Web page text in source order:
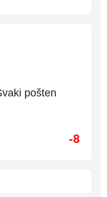
pošten
-8